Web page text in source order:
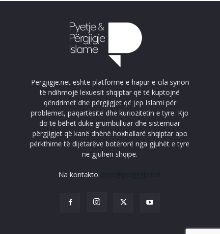
Pergjigje.net është platformë e hapur e cila synon
të ndihmojë lexuesit shqiptar që të kuptojnë
qëndrimet dhe përgjigjet që jep Islami për
problemet, paqartësitë dhe kuriozitetin e tyre. Kjo
do të bëhet duke grumbulluar dhe sistemuar
përgjigjet që kanë dhënë hoxhallarë shqiptar apo
përkthime të dijetarëve botërorë nga gjuhët e tyre
në gjuhën shqipe.
Na kontakto: